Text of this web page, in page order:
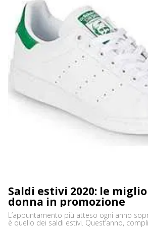
Saldi estivi 2020: le
donna in promozione
L’appuntamento più atteso ogni anno
è quello dei saldi estivi. Quest’anno,